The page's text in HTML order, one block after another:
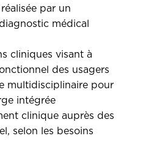
par un
médical
cliniques visant à
des usagers
multidisciplinaire pour
intégrée
clinique auprès des
selon les besoins